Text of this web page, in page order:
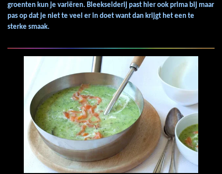
groenten kun je variëren. Bleekselderij past hier ook prima bij maar
pas op dat je niet te veel er in doet want dan krijgt het een te
sterke smaak.